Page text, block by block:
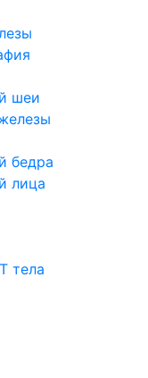
шеи
бедра
лица
тела